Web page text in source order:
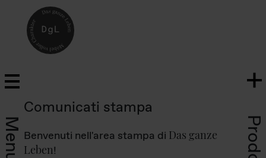
Menu
Comunicati stampa
Benvenuti nell'area stampa di Das ganze
Leben!